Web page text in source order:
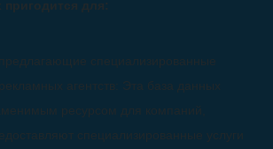
пригодится для:
специализированные
рекламных агентств: Эта база данных
ресурсом для компаний,
специализированные услуги